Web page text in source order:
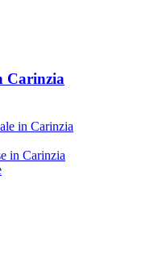
Carinzia
in Carinzia
in Carinzia